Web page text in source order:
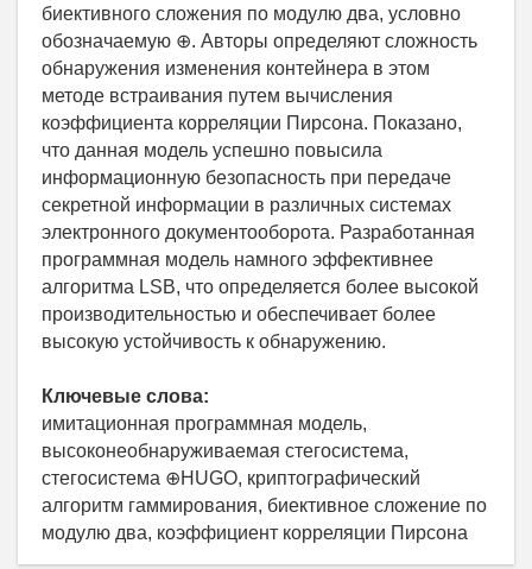
биективного сложения по модулю два, условно
обозначаемую ⊕. Авторы определяют сложность
обнаружения изменения контейнера в этом
методе встраивания путем вычисления
коэффициента корреляции Пирсона. Показано,
что данная модель успешно повысила
информационную безопасность при передаче
секретной информации в различных системах
электронного документооборота. Разработанная
программная модель намного эффективнее
алгоритма LSB, что определяется более высокой
производительностью и обеспечивает более
высокую устойчивость к обнаружению.
Ключевые слова:
имитационная программная модель,
высоконеобнаруживаемая стегосистема,
стегосистема ⊕HUGO, криптографический
алгоритм гаммирования, биективное сложение по
модулю два, коэффициент корреляции Пирсона